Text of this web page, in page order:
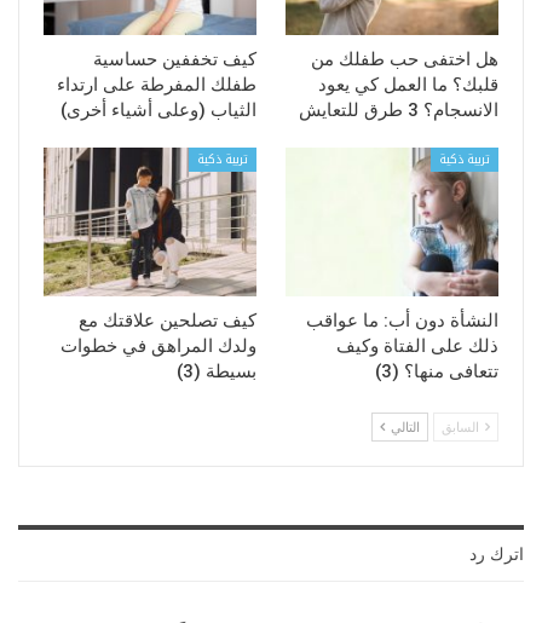
هل اختفى حب طفلك من
قلبك؟ ما العمل كي يعود
الانسجام؟ 3 طرق للتعايش
كيف تخففين حساسية
طفلك المفرطة على ارتداء
الثياب (وعلى أشياء أخرى)
تربية ذكية
النشأة دون أب: ما عواقب
ذلك على الفتاة وكيف
تتعافى منها؟ (3)
تربية ذكية
كيف تصلحين علاقتك مع
ولدك المراهق في خطوات
بسيطة (3)
السابق التالي
اترك رد